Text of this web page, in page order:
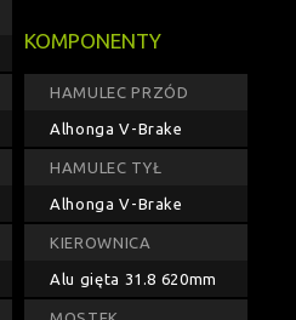
KOMPONENTY
HAMULEC PRZÓD
Alhonga V-Brake
HAMULEC TYŁ
Alhonga V-Brake
KIEROWNICA
Alu gięta 31.8 620mm